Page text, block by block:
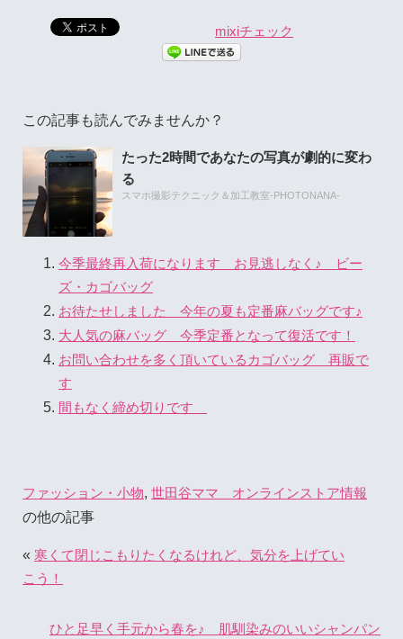
mixiチェック
この記事も読んでみませんか？
たった2時間であなたの写真が劇的に変わ
る
スマホ撮影テクニック＆加工教室-PHOTONANA-
今季最終再入荷になります お見逃しなく♪ ビー
ズ・カゴバッグ
お待たせしました 今年の夏も定番麻バッグです♪
大人気の麻バッグ 今季定番となって復活です！
お問い合わせを多く頂いているカゴバッグ 再販で
す
間もなく締め切りです
ファッション・小物, 世田谷ママ オンラインストア情報
の他の記事
« 寒くて閉じこもりたくなるけれど、気分を上げてい
こう！
ひと足早く手元から春を♪ 肌馴染みのいいシャンパン